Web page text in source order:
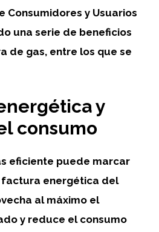
Consumidores y Usuarios
una serie de beneficios
de gas, entre los que se
y
consumo
eficiente puede marcar
energética del
al máximo el
y reduce el consumo